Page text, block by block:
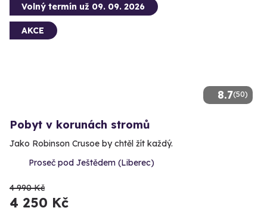
8.7(50)
Volný termín už 09. 09. 2026
AKCE
Pobyt v korunách stromů
Jako Robinson Crusoe by chtěl žít každý.
Proseč pod Ještědem (Liberec)
4 990 Kč
4 250 Kč